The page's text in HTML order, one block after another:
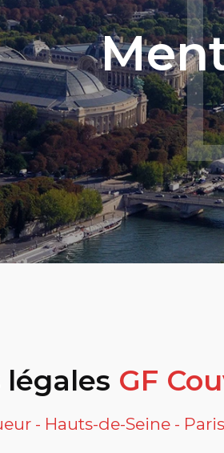
GF
- Hauts-de-Seine -